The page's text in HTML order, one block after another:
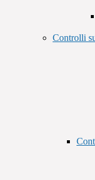
Controlli